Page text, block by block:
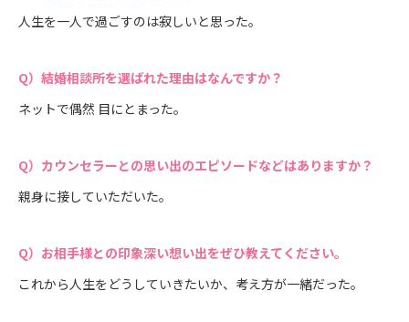
人生を一人で過ごすのは寂しいと思った。
結婚相談所を選ばれた理由はなんですか？
ネットで偶然 目にとまった。
カウンセラーとの思い出のエピソードなどはありますか？
親身に接していただいた。
お相手様との印象深い想い出をぜひ教えてください。
これから人生をどうしていきたいか、考え方が一緒だった。